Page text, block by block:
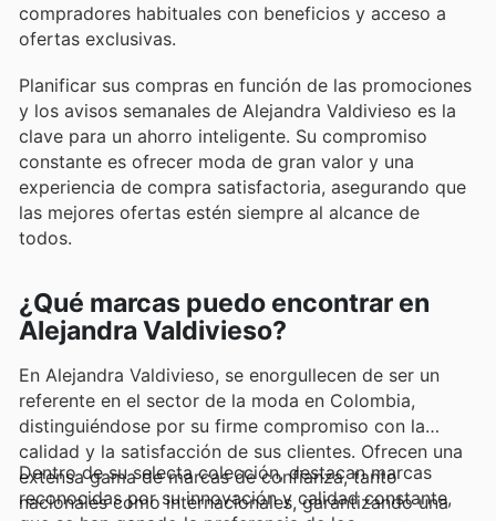
compradores habituales con beneficios y acceso a
ofertas exclusivas.
Planificar sus compras en función de las promociones
y los avisos semanales de Alejandra Valdivieso es la
clave para un ahorro inteligente. Su compromiso
constante es ofrecer moda de gran valor y una
experiencia de compra satisfactoria, asegurando que
las mejores ofertas estén siempre al alcance de
todos.
¿Qué marcas puedo encontrar en
Alejandra Valdivieso?
En Alejandra Valdivieso, se enorgullecen de ser un
referente en el sector de la moda en Colombia,
distinguiéndose por su firme compromiso con la
calidad y la satisfacción de sus clientes. Ofrecen una
extensa gama de marcas de confianza, tanto
nacionales como internacionales, garantizando una
Dentro de su selecta colección, destacan marcas
reconocidas por su innovación y calidad constante,